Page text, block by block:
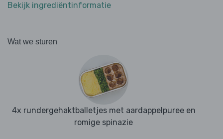
Bekijk ingrediëntinformatie
Wat we sturen
4x rundergehaktballetjes met aardappelpuree en
romige spinazie